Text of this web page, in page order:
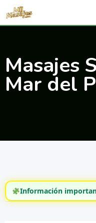
Saltar
Masajes
Mar del
Información